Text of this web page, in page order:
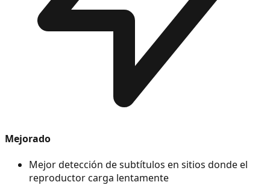
Mejorado
Mejor detección de subtítulos en sitios donde el
reproductor carga lentamente